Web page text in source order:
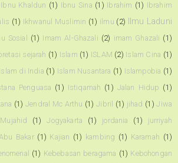
Ibnu Khaldun (1) Ibnu Sina (1) Ibrahim (1) Ibrahim
(1) Ikhwanul Muslimin (1) ilmu (2)
Ilmu Laduni
Sosial (1) Imam Al-Ghazali (2) imam Ghazali (1)
sejarah (1) Islam (1) ISLAM (2) Islam Cina (1)
Islam di India (1) Islam Nusantara (1) Islampobia (1)
Penguasa (1) Istiqamah (1) Jalan Hidup (1)
(1) Jendral Mc Arthu (1) Jibril (1) jihad (1) Jiwa
(1) Jogyakarta (1) jordania (1)
jurriyah
Bakar (1) Kajian (1) kambing (1) Karamah (1)
(1) Kebebasan beragama (1) Kebohongan